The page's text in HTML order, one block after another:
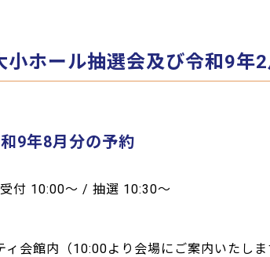
小ホール抽選会及び令和9年
9年8月分の予約
付 10:00～ / 抽選 10:30～
会館内（10:00より会場にご案内いたしま